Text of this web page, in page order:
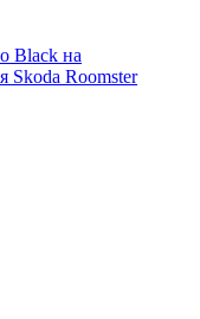
Black на
Skoda Roomster